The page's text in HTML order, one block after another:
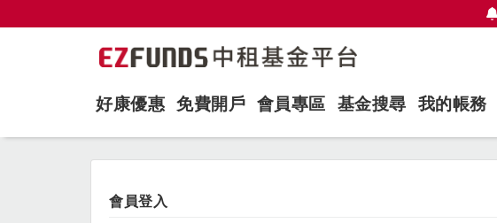
好康優惠 免費開戶 會員專區 基金搜尋 我的帳務
會員登入